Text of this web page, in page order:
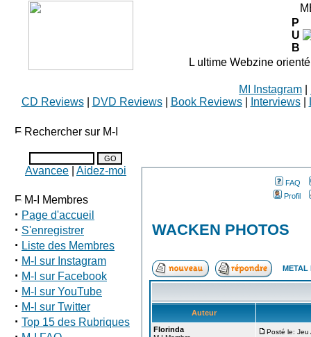
P
U
B
L ultime Webzine
MI Instagram
CD Reviews| DVD Reviews| Book Reviews| Interviews|
Rechercher sur M-I
Avancee Aidez-moi
M-I Membres
· Page d'accueil
· S'enregistrer
· Liste des Membres
· M-I sur Instagram
· M-I sur Facebook
· M-I sur YouTube
· M-I sur Twitter
· Top 15 des Rubriques
FAQ
Profil
WACKEN PHOTOS
METAL
Auteur
Florinda
Posté le: Jeu